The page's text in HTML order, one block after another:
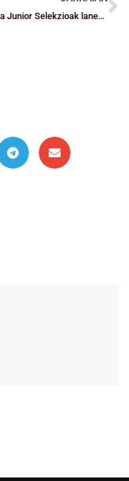
Mini eta Junior Selekzioak lanean hasi dira